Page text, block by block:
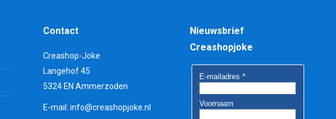
Contact
Creashop-Joke
Langehof 45
5324 EN Ammerzoden
E-mail: info@creashopjoke.nl
Nieuwsbrief
Creashopjoke